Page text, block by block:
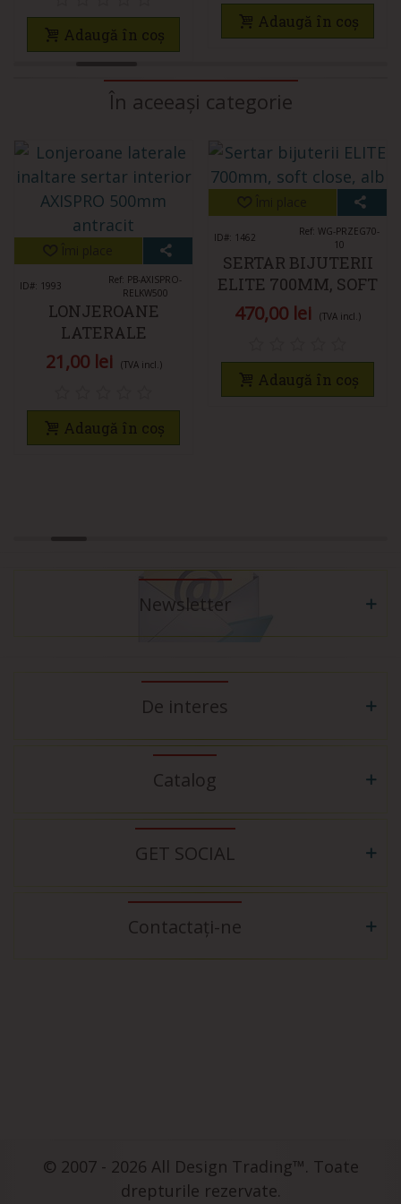
Adaugă în coș
Adaugă în coș
În aceeași categorie
ID#: 1993
Ref: PB-AXISPRO-
RELKW500
LONJEROANE
LATERALE
ÎNĂLȚARE SERTAR
INTERIOR AXISPRO
21,00 lei (TVA incl.)
Adaugă în coș
ID#: 1462
Ref: WG-PRZEG70-
10
SERTAR BIJUTERII
ELITE 700MM, SOFT
CLOSE, ALB
470,00 lei (TVA incl.)
Adaugă în coș
Newsletter
De interes
Catalog
GET SOCIAL
Contactați-ne
© 2007 - 2026 All Design Trading™. Toate
drepturile rezervate.